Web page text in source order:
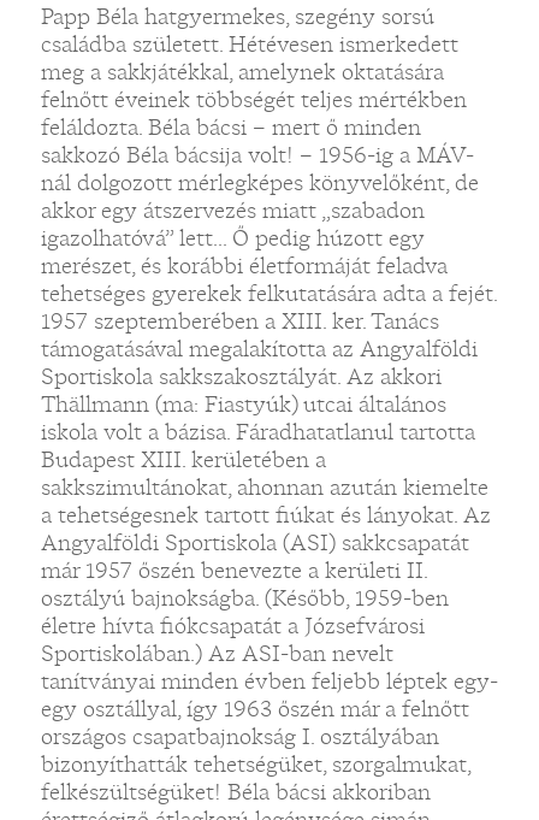
Papp Béla hatgyermekes, szegény sorsú
családba született. Hétévesen ismerkedett
meg a sakkjátékkal, amelynek oktatására
felnőtt éveinek többségét teljes mértékben
feláldozta. Béla bácsi – mert ő minden
sakkozó Béla bácsija volt! – 1956-ig a MÁV-
nál dolgozott mérlegképes könyvelőként, de
akkor egy átszervezés miatt „szabadon
igazolhatóvá” lett... Ő pedig húzott egy
merészet, és korábbi életformáját feladva
tehetséges gyerekek felkutatására adta a fejét.
1957 szeptemberében a XIII. ker. Tanács
támogatásával megalakította az Angyalföldi
Sportiskola sakkszakosztályát. Az akkori
Thällmann (ma: Fiastyúk) utcai általános
iskola volt a bázisa. Fáradhatatlanul tartotta
Budapest XIII. kerületében a
sakkszimultánokat, ahonnan azután kiemelte
a tehetségesnek tartott fiúkat és lányokat. Az
Angyalföldi Sportiskola (ASI) sakkcsapatát
már 1957 őszén benevezte a kerületi II.
osztályú bajnokságba. (Később, 1959-ben
életre hívta fiókcsapatát a Józsefvárosi
Sportiskolában.) Az ASI-ban nevelt
tanítványai minden évben feljebb léptek egy-
egy osztállyal, így 1963 őszén már a felnőtt
országos csapatbajnokság I. osztályában
bizonyíthatták tehetségüket, szorgalmukat,
felkészültségüket! Béla bácsi akkoriban